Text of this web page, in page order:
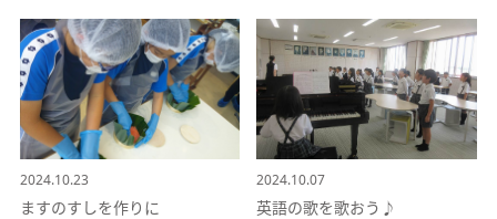
2024.10.23
ますのすしを作りに
2024.10.07
英語の歌を歌おう♪